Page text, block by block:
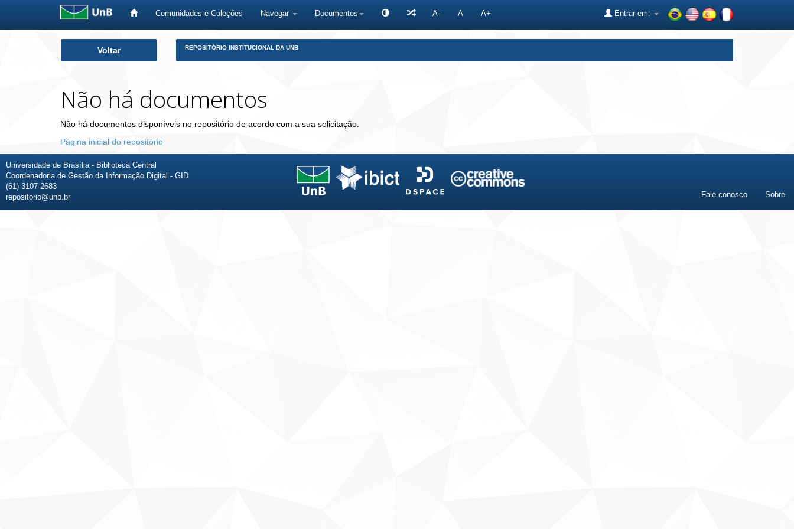
Comunidades e Coleções Navegar Documentos A- A A+ Entrar em:
Voltar REPOSITÓRIO INSTITUCIONAL DA UNB
Não há documentos
Não há documentos disponíveis no repositório de acordo com a sua solicitação.
Página inicial do repositório
Universidade de Brasília - Biblioteca Central
Coordenadoria de Gestão da Informação Digital - GID
(61) 3107-2683
repositorio@unb.br
Fale conosco Sobre